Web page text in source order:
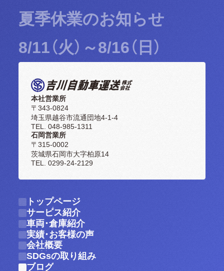
本社営業所
〒343-0824
埼玉県越谷市流通団地4-1-4
TEL. 048-985-1311
石岡営業所
〒315-0002
茨城県石岡市大字柏原14
TEL. 0299-24-2129
夏季休業のお知らせ
8/11（火）～8/16（日）
トップページ
トップページ
サービス紹介
サービス紹介
車両・倉庫紹介
車両・倉庫紹介
実績・お客様の声
実績・お客様の声
会社概要
会社概要
SDGsの取り組み
SDGsの取り組み
ブログ